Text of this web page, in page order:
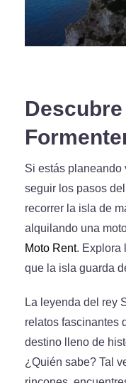
Si estás planeando
seguir los pasos
recorrer la isla de
alquilando una
Moto Rent. Explora
que la isla guarda
La leyenda del rey
relatos fascinantes
destino lleno de
¿Quién sabe? Tal